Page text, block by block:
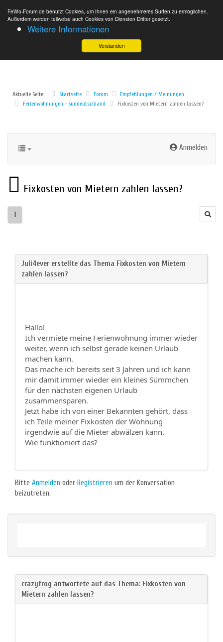
FeWo-Forum.de benutzt Cookies, um Ihnen ein angenehmeres Surfen zu ermöglichen.
Außerdem werden teilweise auch Cookies von Diensten Dritter gesetzt.
Weitere Informationen
Verstanden
Aktuelle Seite: Startseite Forum
Empfehlungen / Meinungen
Ferienwohnungen - Süddeutschland
Fixkosten von Mietern zahlen lassen?
Anmelden
Fixkosten von Mietern zahlen lassen?
1
Hallo!
Ich vermiete meine Ferienwohnung immer wieder
weiter, wenn ich selbst gerade keinen Urlaub
machen kann.
Das mache ich bereits seit 3 Jahren und ich kann
mir damit immer wieder ein kleines Sümmchen
für den nächsten eigenen Urlaub
zusammensparen.
Jetzt habe ich von einer Bekannten gehört, dass
ich Teile meiner Fixkosten der Wohnung
irgendwie auf die Mieter abwälzen kann.
Wie funktioniert das?
Bitte Anmelden oder Registrieren um der Konversation
beizutreten.